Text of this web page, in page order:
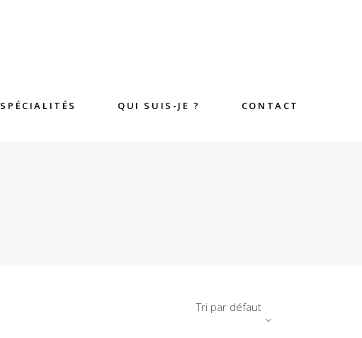
SPÉCIALITÉS QUI SUIS-JE ? CONTACT
Tri par défaut